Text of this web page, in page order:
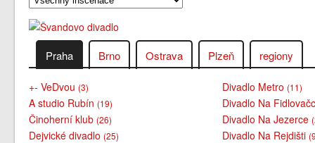
Praha Brno Ostrava Plzeň regiony
+- VeDvou(3)
A studio Rubín(19)
Činoherní klub(26)
Dejvické divadlo(25)
Divadlo Metro(11)
Divadlo Na
Divadlo Na Jezerce
Divadlo Na Rejdišti